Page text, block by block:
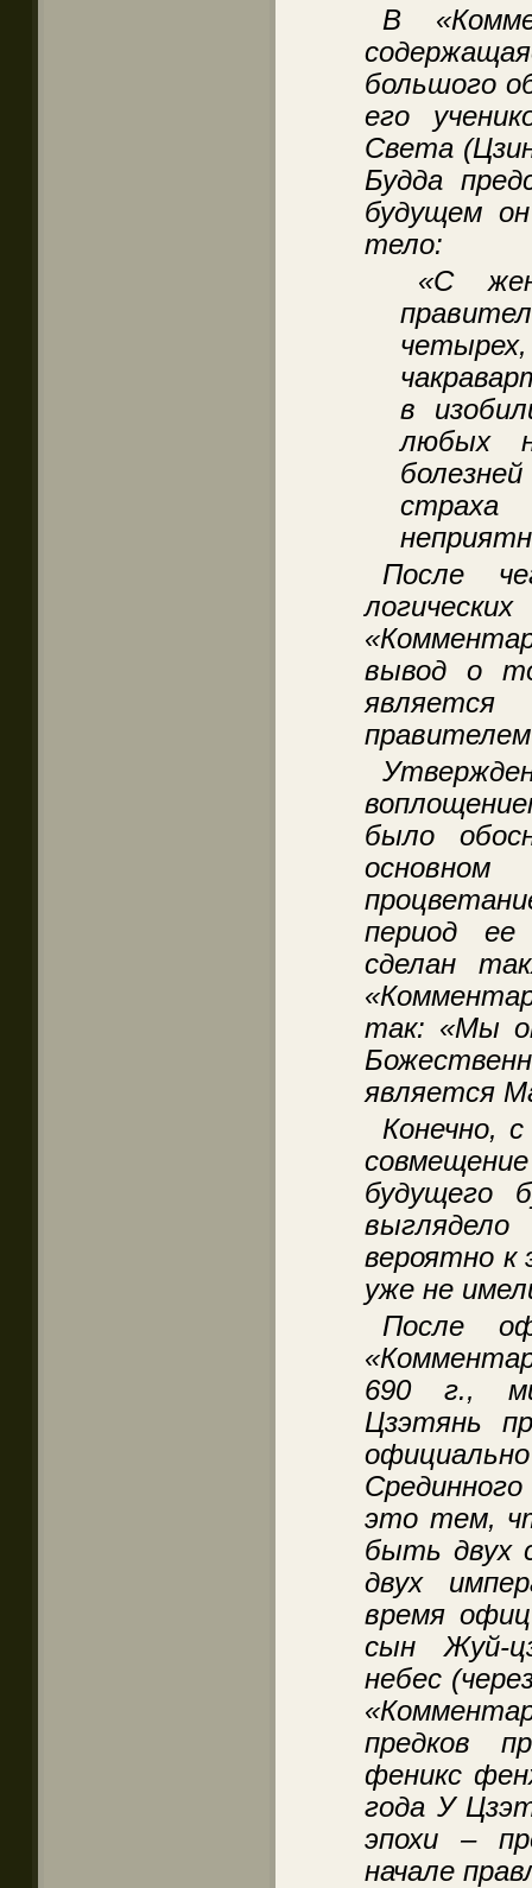
В
большого
его
Света
Будда
будущем
тело:
«С
в
любых
После
вывод о
является
было
период
сделан
так: «Мы
является
Конечно,
будущего
вероятно к
уже не
После
690 г.,
Цзэтянь
это тем,
быть двух
двух
время
сын Жуй-
небес
предков
феникс
года У
эпохи –
начале